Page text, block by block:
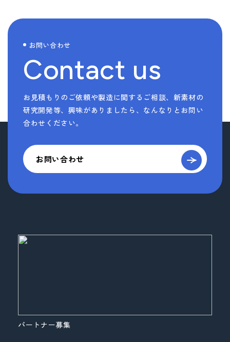
お問い合わせ
Contact us
お見積もりのご依頼や製造に関するご相談、新素材の
研究開発等、 興味がありましたら、なんなりとお問い
合わせください。
お問い合わせ
パートナー募集